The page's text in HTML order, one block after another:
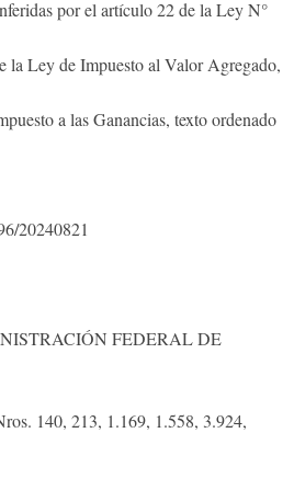
por el artículo 22 de la Ley N°
la Ley de Impuesto al Valor Agregado,
a las Ganancias, texto ordenado
20240821
FEDERAL DE
140, 213, 1.169, 1.558, 3.924,